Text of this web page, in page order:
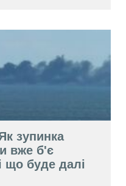
зупинка
вже б'є
що буде далі